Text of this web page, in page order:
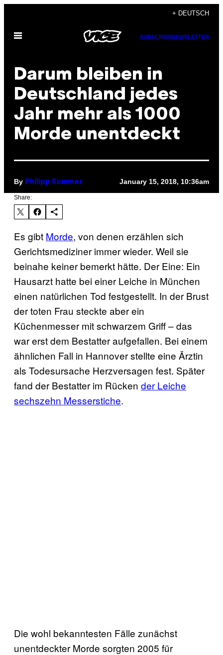
content
+ DEUTSCH
Open
SUBSCRIBENEWSLETTER
Darum bleiben in
Deutschland jedes
Jahr mehr als 1000
Morde unentdeckt
By Philipp Sommer January 15, 2018, 10:36am
Share:
Es gibt Morde, von denen erzählen sich
Gerichtsmediziner immer wieder. Weil sie
beinahe keiner bemerkt hätte. Der Eine: Ein
Hausarzt hatte bei einer Leiche in München
einen natürlichen Tod festgestellt. In der Brust
der toten Frau steckte aber ein
Küchenmesser mit schwarzem Griff – das
war erst dem Bestatter aufgefallen. Bei einem
ähnlichen Fall in Hannover stellte eine Ärztin
als Todesursache Herzversagen fest. Später
fand der Bestatter im Rücken der Leiche
sechszehn Messerstiche.
Die wohl bekanntesten Fälle zunächst
unentdeckter Morde sorgten 2005 für